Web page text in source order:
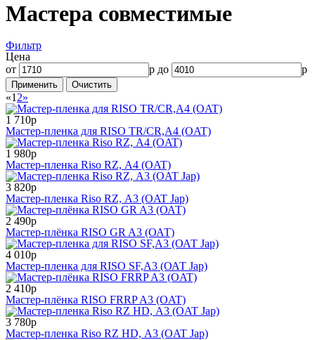
Мастера совместимые
Фильтр
Цена
от
р до р
«1 2»
1 710р
Мастер-пленка для RISO TR/CR,А4 (OAT)
1 980р
Мастер-пленка Riso RZ, А4 (OAT)
3 820р
Мастер-пленка Riso RZ, А3 (OAT Jap)
2 490р
Мастер-плёнка RISO GR A3 (ОАТ)
4 010р
Мастер-пленка для RISO SF,А3 (ОАТ Jap)
2 410р
Мастер-плёнка RISO FRRP A3 (OAT)
3 780р
Мастер-пленка Riso RZ HD, А3 (OAT Jap)